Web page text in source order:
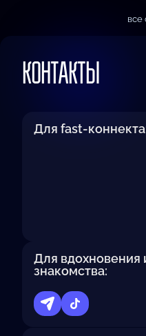
все
КОНТАКТЫ
Для fast-
Для вдохновения
знакомства: